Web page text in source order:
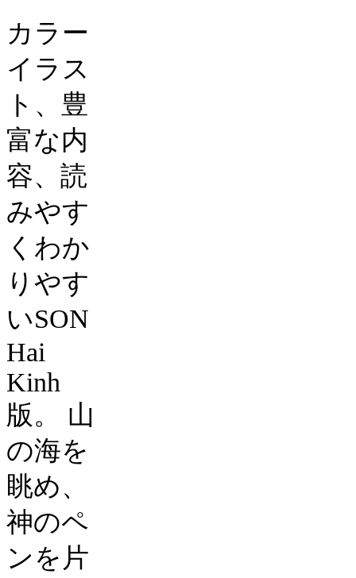
カラー
イラス
ト、豊
富な内
容、読
みやす
くわか
りやす
いSON
Hai
Kinh
版。
山
の海を
眺め、
神のペ
ンを片